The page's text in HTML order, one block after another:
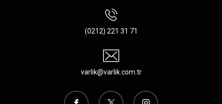
(0212) 221 31 71
varlik@varlik.com.tr